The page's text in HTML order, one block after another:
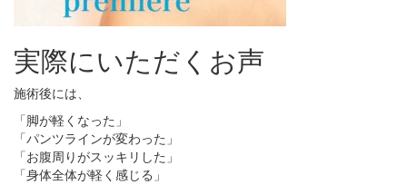
実際にいただくお声
施術後には、
「脚が軽くなった」
「パンツラインが変わった」
「お腹周りがスッキリした」
「身体全体が軽く感じる」